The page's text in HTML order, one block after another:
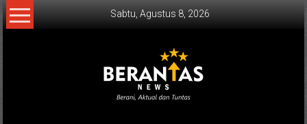
Lompat
ke
Sabtu, Agustus 8, 2026